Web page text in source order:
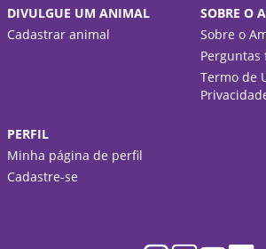
DIVULGUE UM ANIMAL
Cadastrar animal
SOBRE O
Sobre o
Termo de
PERFIL
Minha página de perfil
Cadastre-se